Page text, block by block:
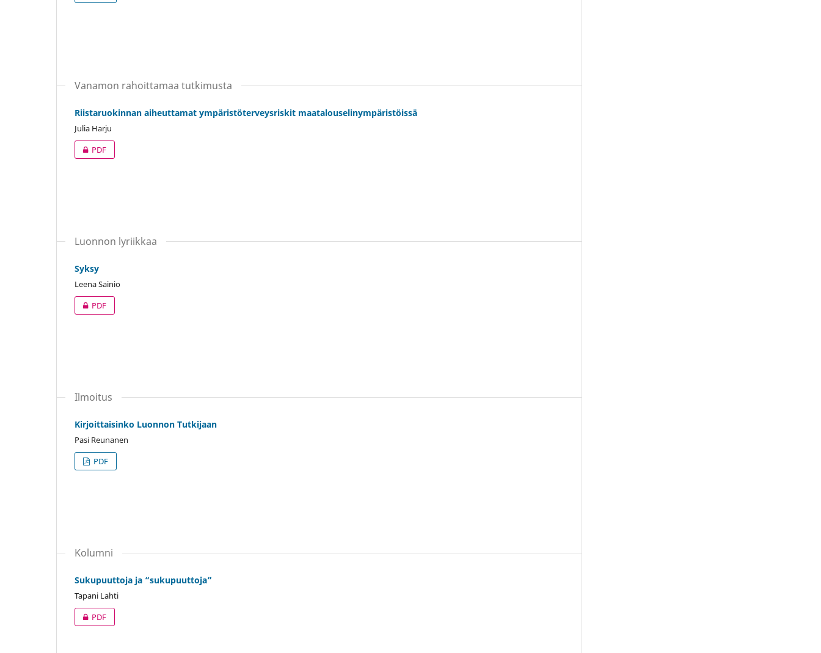
Vanamon rahoittamaa tutkimusta
Riistaruokinnan aiheuttamat ympäristöterveysriskit maatalouselinympäristöissä
Julia Harju
PDF
Luonnon lyriikkaa
Syksy
Leena Sainio
PDF
Ilmoitus
Kirjoittaisinko Luonnon Tutkijaan
Pasi Reunanen
PDF
Kolumni
Sukupuuttoja ja “sukupuuttoja”
Tapani Lahti
PDF